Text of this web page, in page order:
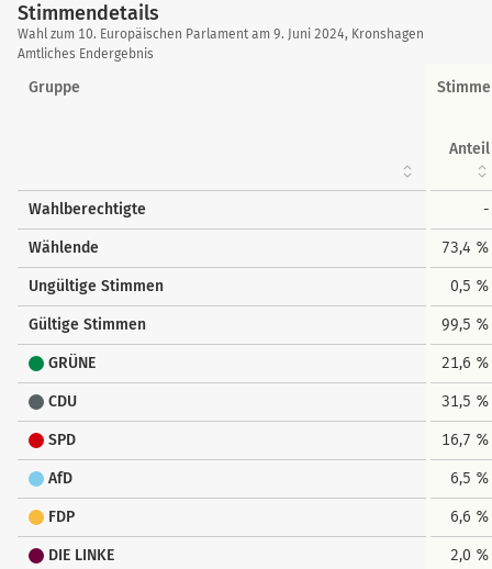
Stimmendetails
Stimmendetails
Wahl zum 10. Europäischen Parlament am 9. Juni 2024, Kronshagen
Amtliches Endergebnis
Gruppe
Anteil
Wahlberechtigte -
Wählende 73,4 %
Ungültige Stimmen 0,5 %
Gültige Stimmen 99,5 %
GRÜNE 21,6 %
CDU 31,5 %
SPD 16,7 %
AfD 6,5 %
FDP 6,6 %
DIE LINKE 2,0 %